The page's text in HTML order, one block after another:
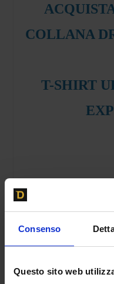
Consenso
Questo sito web
COLLANA
T-SHIRT